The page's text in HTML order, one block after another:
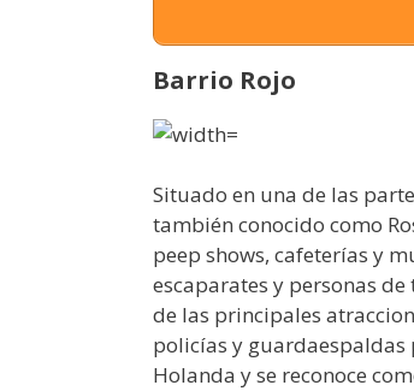
Barrio Rojo
Situado en una de las
también conocido como
peep shows, cafeterías y
escaparates y personas
de las principales
policías y
Holanda y se reconoce